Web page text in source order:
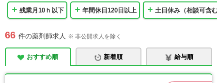
残業月10ｈ以下 年間休日120日以上 土日休み（相談可含
66 件の薬剤師求人 ※ 非公開求人を除く
おすすめ順 新着順 給与順